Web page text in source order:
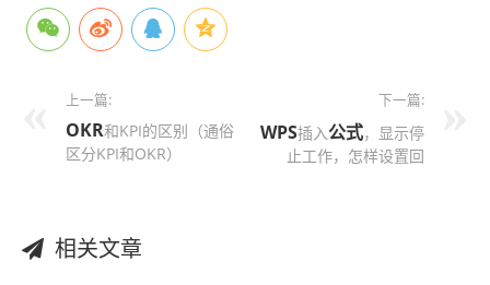
上一篇:
OKR和KPI的区别（通俗
区分KPI和OKR）
下一篇:
WPS插入公式，显示停
止工作，怎样设置回
相关文章